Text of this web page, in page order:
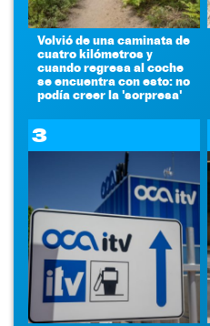
Volvió de una caminata de
cuatro kilómetros y
cuando regresa al coche
se encuentra con esto: no
podía creer la 'sorpresa'
3